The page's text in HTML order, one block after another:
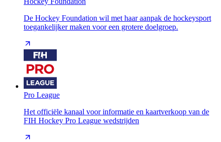
De Hockey Foundation wil met haar aanpak de hockeysport
toegankelijker maken voor een grotere doelgroep.
Pro League
Het officiële kanaal voor informatie en kaartverkoop van de
FIH Hockey Pro League wedstrijden